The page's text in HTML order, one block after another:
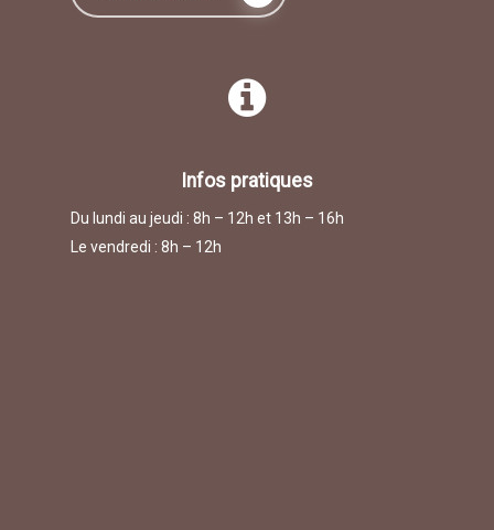
Infos pratiques
Du lundi au jeudi : 8h – 12h et 13h – 16h
Le vendredi : 8h – 12h